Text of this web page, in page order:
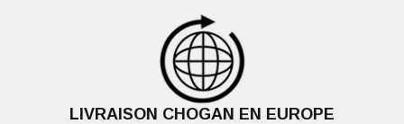
LIVRAISON CHOGAN EN EUROPE